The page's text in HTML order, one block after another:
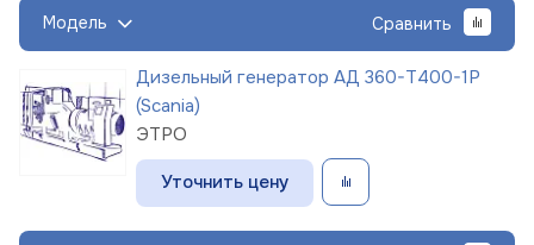
Модель Сравнить
Дизельный генератор АД 360-Т400-1Р
(Scania)
ЭТРО
Уточнить цену